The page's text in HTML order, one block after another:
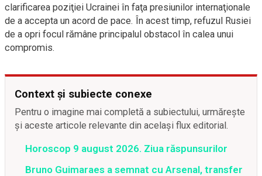
clarificarea poziţiei Ucrainei în faţa presiunilor internaţionale
de a accepta un acord de pace. În acest timp, refuzul Rusiei
de a opri focul rămâne principalul obstacol în calea unui
compromis.
Context și subiecte conexe
Pentru o imagine mai completă a subiectului, urmărește
și aceste articole relevante din același flux editorial.
Horoscop 9 august 2026. Ziua răspunsurilor
Bruno Guimaraes a semnat cu Arsenal, transfer